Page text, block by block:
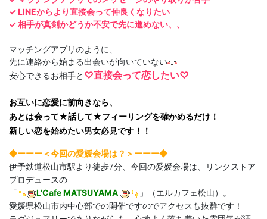
✓ LINEからより直接会って仲良くなりたい​
✓ 相手が真剣かどうか不安で先に進めない、、
マッチングアプリのように、
先に連絡から始まる出会いが向いていない
安心できるお相手と ♡直接会って恋したい♡
お互いに恋愛に前向きなら、
あとは会って★話して★フィーリングを確かめるだけ！
新しい恋を始めたい男女必見です！！
◆ーーー＜今回の愛媛会場は？＞ーーー◆
伊予鉄道松山市駅より徒歩7分、今回の愛媛会場は、リンクストア
プロデュースの
「
L'Cafe MATSUYAMA
」（エルカフェ松山）。
愛媛県松山市内中心部での開催ですのでアクセスも抜群です！